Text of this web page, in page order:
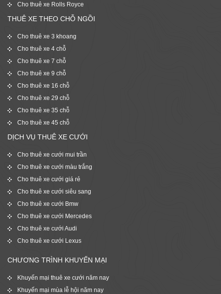
Cho thuê xe Rolls Royce
THUÊ XE THEO CHỖ NGỒI
Cho thuê xe 3 khoang
Cho thuê xe 4 chỗ
Cho thuê xe 7 chỗ
Cho thuê xe 9 chỗ
Cho thuê xe 16 chỗ
Cho thuê xe 29 chỗ
Cho thuê xe 35 chỗ
Cho thuê xe 45 chỗ
DỊCH VỤ THUÊ XE CƯỚI
Cho thuê xe cưới mui trần
Cho thuê xe cưới màu trắng
Cho thuê xe cưới giá rẻ
Cho thuê xe cưới siêu sang
Cho thuê xe cưới Bmw
Cho thuê xe cưới Mercedes
Cho thuê xe cưới Audi
Cho thuê xe cưới Lexus
CHƯƠNG TRÌNH KHUYẾN MẠI
Khuyến mại thuê xe cưới năm nay
Khuyến mại mùa lễ hội năm nay